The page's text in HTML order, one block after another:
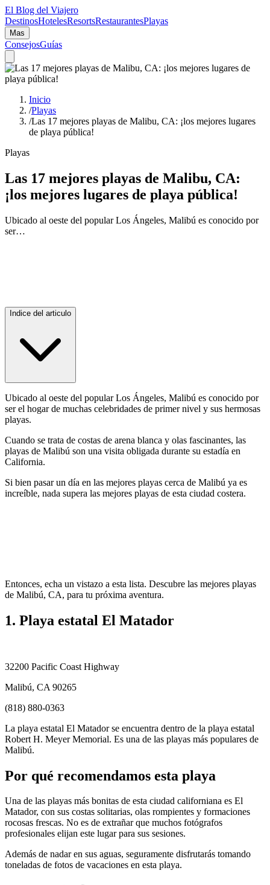
El Blog del Viajero
DestinosHotelesResortsRestaurantesPlayas
Mas
ConsejosGuías
Inicio
/Playas
/Las 17 mejores playas de Malibu, CA: ¡los mejores lugares
de playa pública!
Playas
Las 17 mejores playas de Malibu, CA:
¡los mejores lugares de playa pública!
Ubicado al oeste del popular Los Ángeles, Malibú es conocido por
ser…
Indice del articulo
Ubicado al oeste del popular Los Ángeles, Malibú es conocido por
ser el hogar de muchas celebridades de primer nivel y sus hermosas
playas.
Cuando se trata de costas de arena blanca y olas fascinantes, las
playas de Malibú son una visita obligada durante su estadía en
California.
Si bien pasar un día en las mejores playas cerca de Malibú ya es
increíble, nada supera las mejores playas de esta ciudad costera.
Entonces, echa un vistazo a esta lista. Descubre las mejores playas
de Malibú, CA, para tu próxima aventura.
1. Playa estatal El Matador
32200 Pacific Coast Highway
Malibú, CA 90265
(818) 880-0363
La playa estatal El Matador se encuentra dentro de la playa estatal
Robert H. Meyer Memorial. Es una de las playas más populares de
Malibú.
Por qué recomendamos esta playa
Una de las playas más bonitas de esta ciudad californiana es El
Matador, con sus costas solitarias, olas rompientes y formaciones
rocosas frescas. No es de extrañar que muchos fotógrafos
profesionales elijan este lugar para sus sesiones.
Además de nadar en sus aguas, seguramente disfrutarás tomando
toneladas de fotos de vacaciones en esta playa.